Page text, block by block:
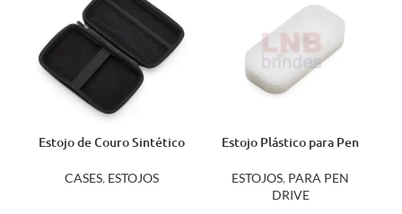
Estojo de Couro Sintético
CASES, ESTOJOS
Estojo Plástico para Pen
ESTOJOS, PARA PEN
DRIVE